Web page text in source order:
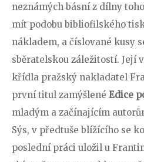
neznámých básní z dílny
mít podobu bibliofilského
nákladem, a číslované kusy
sběratelskou záležitostí. Její
křídla pražský nakladatel
první titul zamýšlené Edice
mladým a začínajícím
Sýs, v předtuše blížícího se
poslední práci uložil u